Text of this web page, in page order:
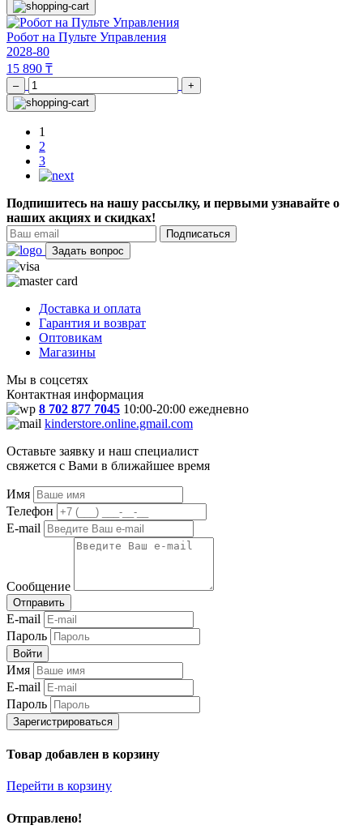
Робот на Пульте Управления
2028-80
15 890 ₸
– +
1
2
3
Подпишитесь на нашу рассылку, и первыми узнавайте о
наших акциях и скидках!
Подписаться
Задать вопрос
Доставка и оплата
Гарантия и возврат
Оптовикам
Магазины
Мы в соцсетях
Контактная информация
8 702 877 7045 10:00-20:00 ежедневно
kinderstore.online.gmail.com
Оставьте заявку и наш специалист
свяжется с Вами в ближайшее время
Имя
Телефон
E-mail
Сообщение
Отправить
E-mail
Пароль
Войти
Имя
E-mail
Пароль
Зарегистрироваться
Товар добавлен в корзину
Перейти в корзину
Отправлено!